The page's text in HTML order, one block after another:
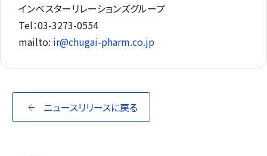
インベスターリレーションズグループ
Tel：03-3273-0554
mailto: ir@chugai-pharm.co.jp
ニュースリリースに戻る